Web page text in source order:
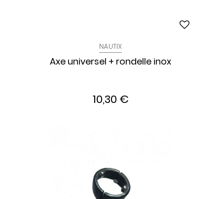
NAUTIX
Axe universel + rondelle inox
10,30 €